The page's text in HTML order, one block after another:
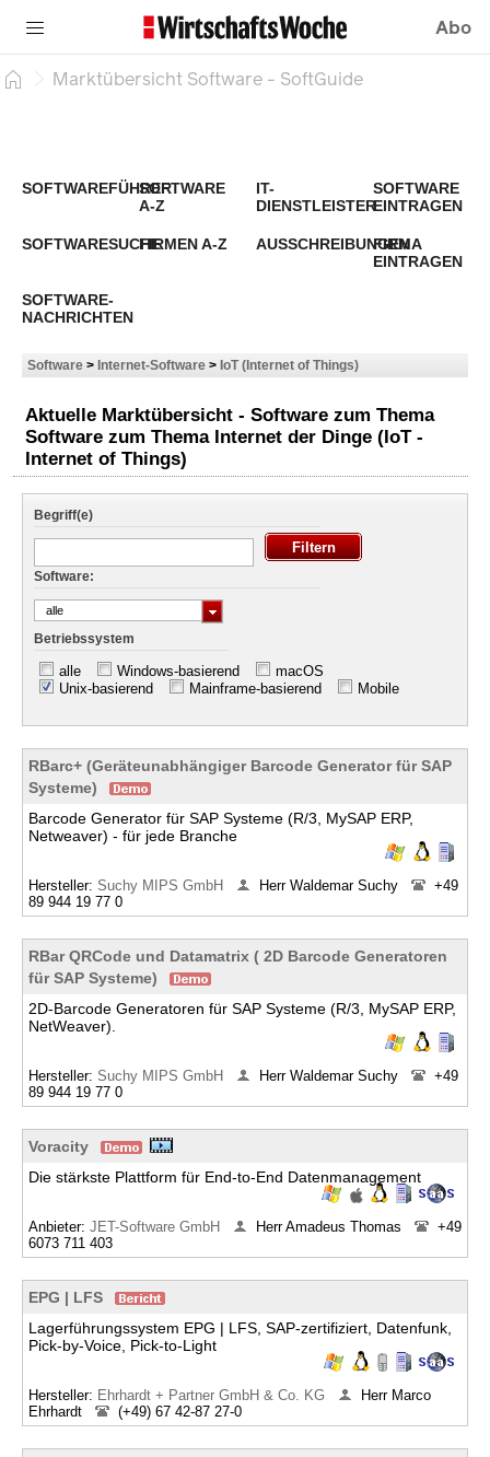
Abo
Marktübersicht Software - SoftGuide
SOFTWAREFÜHRERSOFTWARE
A-Z
IT-
DIENSTLEISTER
SOFTWARE
EINTRAGEN
SOFTWARESUCHEFIRMEN A-Z AUSSCHREIBUNGEN
FIRMA
EINTRAGEN
SOFTWARE-
NACHRICHTEN
Software > Internet-Software > IoT (Internet of Things)
Aktuelle Marktübersicht - Software zum Thema
Software zum Thema Internet der Dinge (IoT -
Internet of Things)
Begriff(e)
Software:
alle
Betriebssystem
alle Windows-basierend
macOS
Unix-basierend
Mainframe-basierend Mobile
RBarc+ (Geräteunabhängiger Barcode Generator für SAP
Systeme)
Barcode Generator für SAP Systeme (R/3, MySAP ERP,
Netweaver) - für jede Branche
Hersteller: Suchy MIPS GmbH Herr Waldemar Suchy
+49
89 944 19 77 0
RBar QRCode und Datamatrix ( 2D Barcode Generatoren
für SAP Systeme)
2D-Barcode Generatoren für SAP Systeme (R/3, MySAP ERP,
NetWeaver).
Hersteller: Suchy MIPS GmbH Herr Waldemar Suchy
+49
89 944 19 77 0
Voracity
Die stärkste Plattform für End-to-End Datenmanagement
Anbieter: JET-Software GmbH Herr Amadeus Thomas
+49
6073 711 403
EPG | LFS
Lagerführungssystem EPG | LFS, SAP-zertifiziert, Datenfunk,
Pick-by-Voice, Pick-to-Light
Hersteller: Ehrhardt + Partner GmbH & Co. KG
Herr Marco
Ehrhardt
(+49) 67 42-87 27-0